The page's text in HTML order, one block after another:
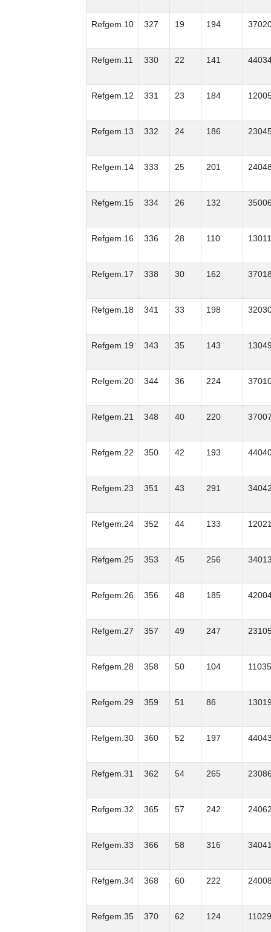
Refgem.10 327 19 194
Refgem.11 330 22 141
Refgem.12 331 23 184
Refgem.13 332 24 186
Refgem.14 333 25 201
Refgem.15 334 26 132
Refgem.16 336 28 110 13011
Refgem.17 338 30 162
Refgem.18 341 33 198
Refgem.19 343 35 143
Refgem.20 344 36 224
Refgem.21 348 40 220
Refgem.22 350 42 193
Refgem.23 351 43 291
Refgem.24 352 44 133
Refgem.25 353 45 256
Refgem.26 356 48 185
Refgem.27 357 49 247
Refgem.28 358 50 104 11035
Refgem.29 359 51 86
Refgem.30 360 52 197
Refgem.31 362 54 265
Refgem.32 365 57 242
Refgem.33 366 58 316
Refgem.34 368 60 222
Refgem.35 370 62 124 11029